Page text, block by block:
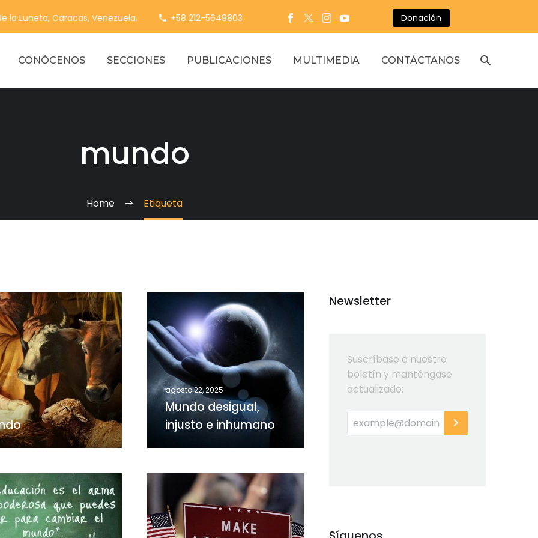
la Luneta, Caracas, Venezuela. +58 212-5649803 Donación
CONÓCENOS SECCIONES PUBLICACIONES MULTIMEDIA CONTÁCTANOS
mundo
Home Etiqueta
Mundo
desigual,
injusto
e
inhumano
agosto 22, 2025
Mundo desigual,
injusto e inhumano
America
2.0:
Trump
Newsletter
Suscríbase a nuestro
boletín y manténgase
actualizado: